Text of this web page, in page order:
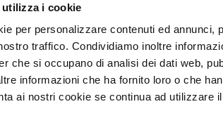
i cookie
per personalizzare contenuti ed annunci,
traffico. Condividiamo inoltre
che si occupano di analisi dei dati web,
informazioni che ha fornito loro o che
ai nostri cookie se continua ad utilizzare